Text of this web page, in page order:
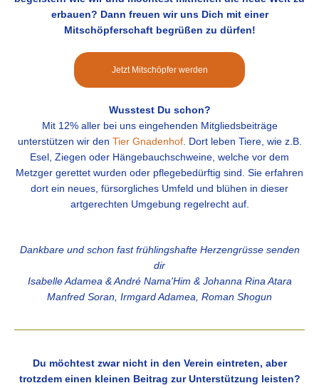
erbauen? Dann freuen wir uns Dich mit einer
Mitschöpferschaft begrüßen zu dürfen!
Jetzt Mitschöpfer werden
Wusstest Du schon?
Mit 12% aller bei uns eingehenden Mitgliedsbeiträge
unterstützen wir den Tier Gnadenhof. Dort leben Tiere, wie z.B.
Esel, Ziegen oder Hängebauchschweine, welche vor dem
Metzger gerettet wurden oder pflegebedürftig sind. Sie erfahren
dort ein neues, fürsorgliches Umfeld und blühen in dieser
artgerechten Umgebung regelrecht auf.
Dankbare und schon fast frühlingshafte Herzengrüsse senden
dir
Isabelle Adamea & André Nama'Him & Johanna Rina Atara
Manfred Soran, Irmgard Adamea, Roman Shogun
Du möchtest zwar nicht in den Verein eintreten, aber
trotzdem einen kleinen Beitrag zur Unterstützung leisten?